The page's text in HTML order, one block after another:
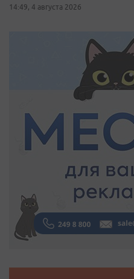
14:49, 4 августа 2026